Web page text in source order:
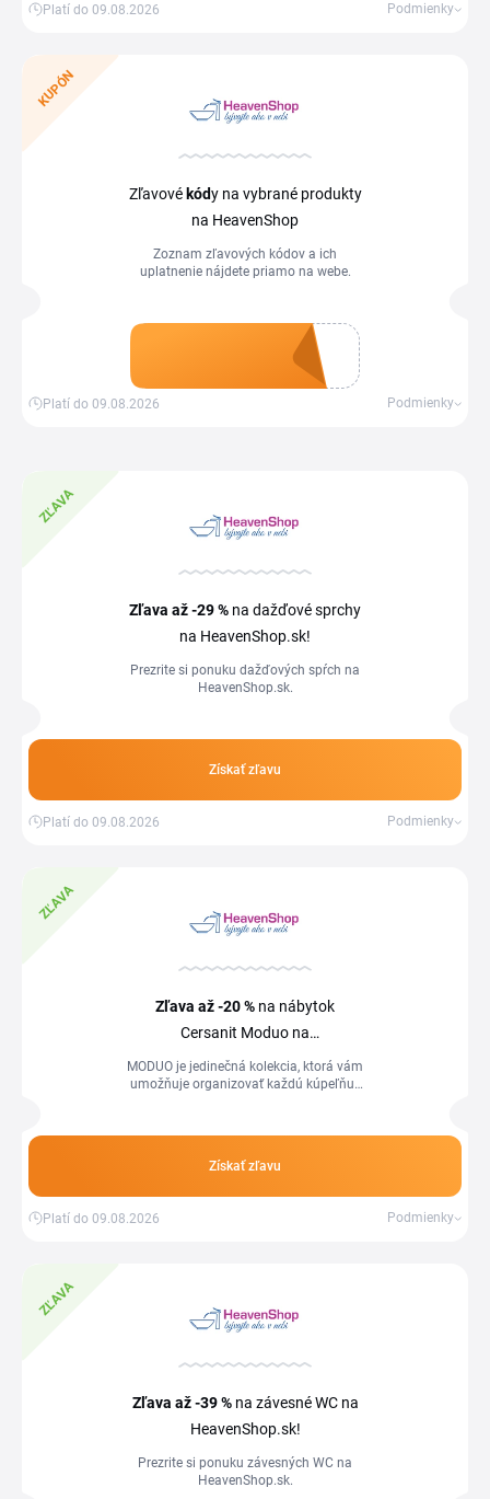
Platí do 09.08.2026 Podmienky
KUPÓN
Zľavové kódy na vybrané produkty
na HeavenShop
Zoznam zľavových kódov a ich
uplatnenie nájdete priamo na webe.
Platí do 09.08.2026 Podmienky
ZĽAVA
Zľava až -29 % na dažďové sprchy
na HeavenShop.sk!
Prezrite si ponuku dažďových spŕch na
HeavenShop.sk.
Získať zľavu
Platí do 09.08.2026 Podmienky
ZĽAVA
Zľava až -20 % na nábytok
Cersanit Moduo na
HeavenShop.sk!
MODUO je jedinečná kolekcia, ktorá vám
umožňuje organizovať každú kúpeľňu -
Pozostáva z veľmi rozsiahlej časti
záchodových výrobkov. Dostupná škála
príp. miestnosti so zlými proporciami.
Získať zľavu
Platí do 09.08.2026 Podmienky
ZĽAVA
Zľava až -39 %na závesné WC na
HeavenShop.sk!
Prezrite si ponuku závesných WC na
HeavenShop.sk.